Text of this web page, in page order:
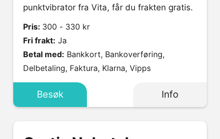
punktvibrator fra Vita, får du frakten gratis.
Pris: 300 - 330 kr
Fri frakt: Ja
Betal med:
Delbetaling, Faktura, Klarna, Vipps
Besøk Info